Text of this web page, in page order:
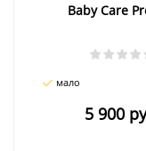
Baby Care
мало
5 900